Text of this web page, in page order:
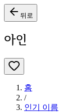
뒤로
아인
홈
/
인기 이름